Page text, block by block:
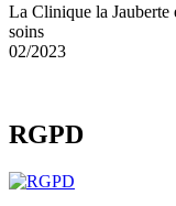
La Clinique la Jauberte
soins
02/2023
RGPD